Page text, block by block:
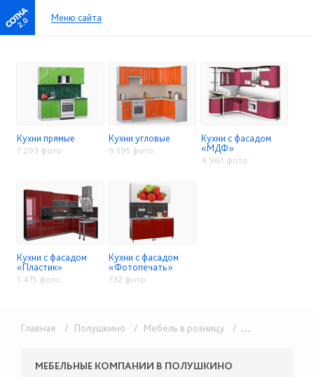
2.0 Меню сайта
Кухни прямые
7 293 фото
Кухни угловые
9 595 фото
Кухни с фасадом
«МДФ»
4 961 фото
Кухни с фасадом
«Пластик»
1 475 фото
Кухни с фасадом
«Фотопечать»
732 фото
Главная / Полушкино / Мебель в розницу / Кухонные гарнитуры
МЕБЕЛЬНЫЕ КОМПАНИИ В ПОЛУШКИНО